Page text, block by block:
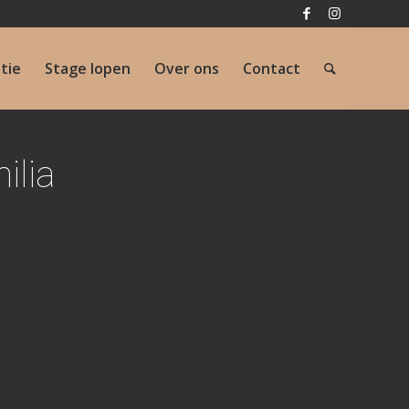
Stage lopen Over ons Contact